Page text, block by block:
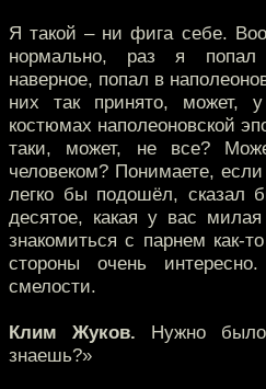
Я такой – ни фига себе.
нормально, раз я
наверное, попал в
них так принято, может,
костюмах наполеоновской
таки, может, не все?
человеком? Понимаете,
легко бы подошёл, сказал
десятое, какая у вас
знакомиться с парнем как-
стороны очень
смелости.
Клим Жуков. Нужно было
знаешь?»